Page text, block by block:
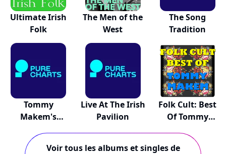
Ultimate Irish
Folk
The Men of the
West
The Song
Tradition
Tommy
Makem's
Live At The Irish
Pavilion
Folk Cult: Best
Of Tommy
Voir tous les albums et singles de